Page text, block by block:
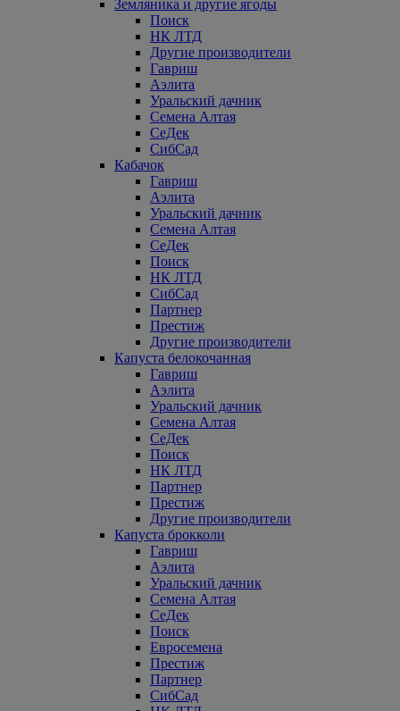
Земляника и другие ягоды
Поиск
НК ЛТД
Другие производители
Гавриш
Аэлита
Уральский дачник
Семена Алтая
СеДек
СибСад
Кабачок
Гавриш
Аэлита
Уральский дачник
Семена Алтая
СеДек
Поиск
НК ЛТД
СибСад
Партнер
Престиж
Другие производители
Капуста белокочанная
Гавриш
Аэлита
Уральский дачник
Семена Алтая
СеДек
Поиск
НК ЛТД
Партнер
Престиж
Другие производители
Капуста брокколи
Гавриш
Аэлита
Уральский дачник
Семена Алтая
СеДек
Поиск
Евросемена
Престиж
Партнер
СибСад